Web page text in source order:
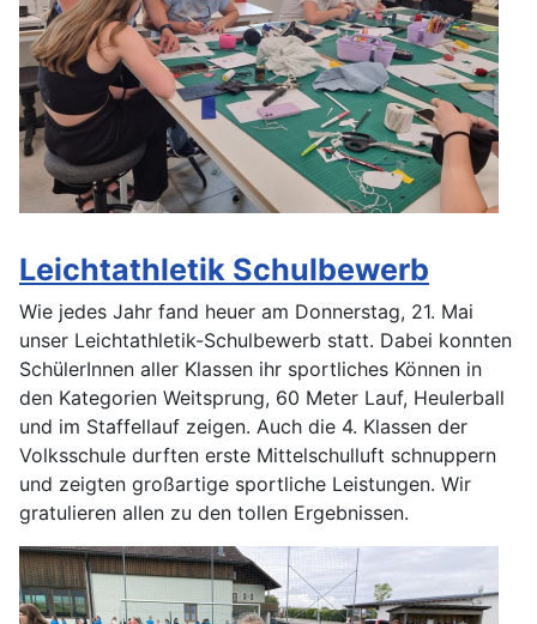
Leichtathletik Schulbewerb
Wie jedes Jahr fand heuer am Donnerstag, 21. Mai
unser Leichtathletik-Schulbewerb statt. Dabei konnten
SchülerInnen aller Klassen ihr sportliches Können in
den Kategorien Weitsprung, 60 Meter Lauf, Heulerball
und im Staffellauf zeigen. Auch die 4. Klassen der
Volksschule durften erste Mittelschulluft schnuppern
und zeigten großartige sportliche Leistungen. Wir
gratulieren allen zu den tollen Ergebnissen.